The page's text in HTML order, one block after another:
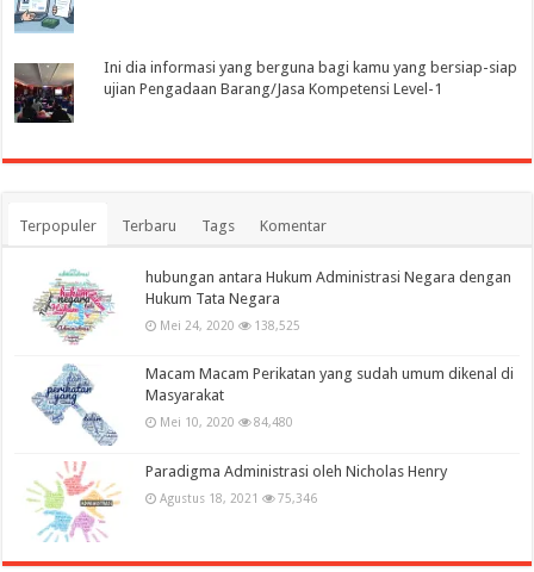
Ini dia informasi yang berguna bagi kamu yang bersiap-siap
ujian Pengadaan Barang/Jasa Kompetensi Level-1
Terpopuler Terbaru Tags Komentar
hubungan antara Hukum Administrasi Negara dengan
Hukum Tata Negara
Mei 24, 2020 138,525
Macam Macam Perikatan yang sudah umum dikenal di
Masyarakat
Mei 10, 2020 84,480
Paradigma Administrasi oleh Nicholas Henry
Agustus 18, 2021 75,346